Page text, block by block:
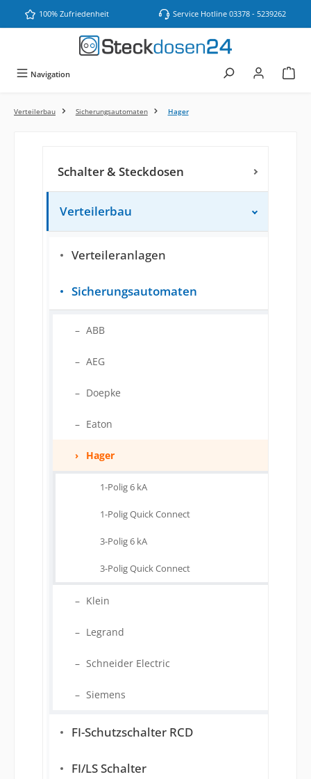
Zum Hauptinhalt springen
100% Zufriedenheit Service Hotline 03378 - 5239262
Navigation
Verteilerbau Sicherungsautomaten Hager
Schalter & Steckdosen
Verteilerbau
Verteileranlagen
Sicherungsautomaten
ABB
AEG
Doepke
Eaton
Hager
1-Polig 6 kA
1-Polig Quick Connect
3-Polig 6 kA
3-Polig Quick Connect
Klein
Legrand
Schneider Electric
Siemens
FI-Schutzschalter RCD
FI/LS Schalter